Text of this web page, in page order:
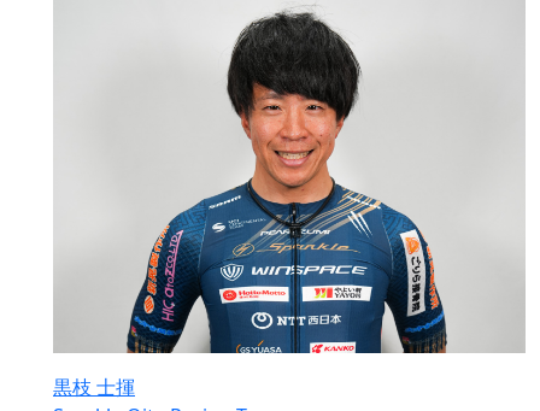
黒枝 士揮